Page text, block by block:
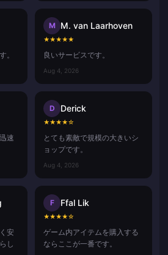
。
M M. van Laarhoven
★★★★★
良いサービスです。
Aug 4, 2026
速
D Derick
★★★★☆
とても素敵で規模の大きいシ
ョップです。
Aug 4, 2026
安
し
F Ffal Lik
★★★★☆
ゲーム内アイテムを購入する
ならここが一番です。